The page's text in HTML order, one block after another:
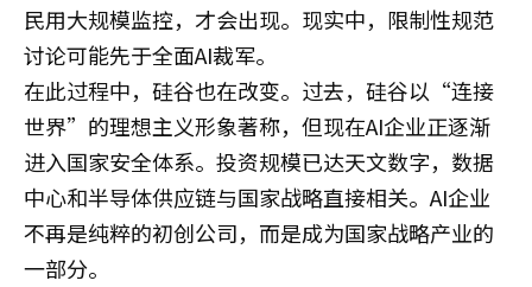
民用大规模监控，才会出现。现实中，限制性规范
讨论可能先于全面AI裁军。
在此过程中，硅谷也在改变。过去，硅谷以“连接
世界”的理想主义形象著称，但现在AI企业正逐渐
进入国家安全体系。投资规模已达天文数字，数据
中心和半导体供应链与国家战略直接相关。AI企业
不再是纯粹的初创公司，而是成为国家战略产业的
一部分。